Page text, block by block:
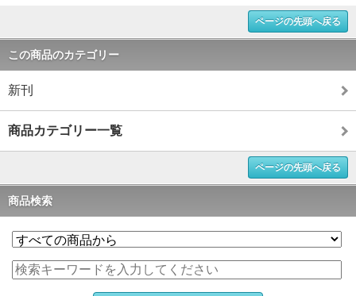
ページの先頭へ戻る
この商品のカテゴリー
新刊
商品カテゴリー一覧
ページの先頭へ戻る
商品検索